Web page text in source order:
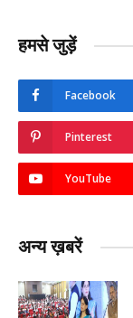
हमसे जुड़ें
Facebook
Pinterest
YouTube
अन्य ख़बरें